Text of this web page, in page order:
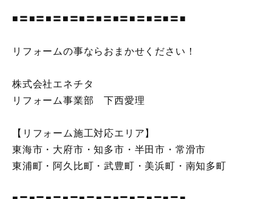
■〓■〓■〓■〓■〓■〓■〓■〓■〓■〓■
リフォームの事ならおまかせください！
株式会社エネチタ
リフォーム事業部 下西愛理
【リフォーム施工対応エリア】
東海市・大府市・知多市・半田市・常滑市
東浦町・阿久比町・武豊町・美浜町・南知多町